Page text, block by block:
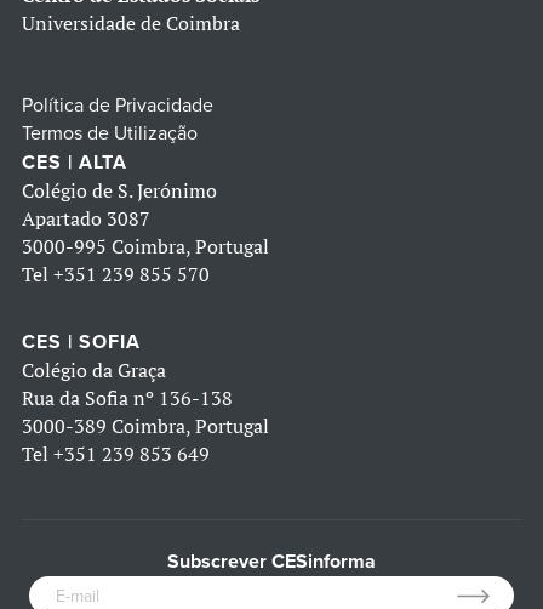
Universidade de Coimbra
Política de Privacidade
Termos de Utilização
CES | ALTA
Colégio de S. Jerónimo
Apartado 3087
3000-995 Coimbra, Portugal
Tel +351 239 855 570
CES | SOFIA
Colégio da Graça
Rua da Sofia nº 136-138
3000-389 Coimbra, Portugal
Tel +351 239 853 649
Subscrever CESinforma